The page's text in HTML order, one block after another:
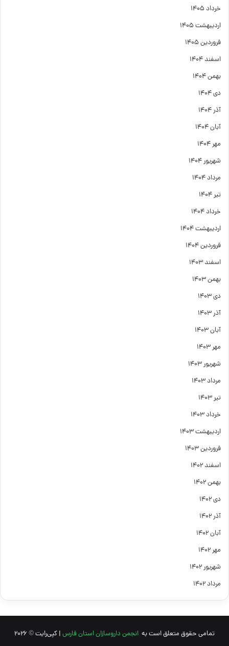
خرداد ۱۴۰۵
اردیبهشت ۱۴۰۵
فروردین ۱۴۰۵
اسفند ۱۴۰۴
بهمن ۱۴۰۴
دی ۱۴۰۴
آذر ۱۴۰۴
آبان ۱۴۰۴
مهر ۱۴۰۴
شهریور ۱۴۰۴
مرداد ۱۴۰۴
تیر ۱۴۰۴
خرداد ۱۴۰۴
اردیبهشت ۱۴۰۴
فروردین ۱۴۰۴
اسفند ۱۴۰۳
بهمن ۱۴۰۳
دی ۱۴۰۳
آذر ۱۴۰۳
آبان ۱۴۰۳
مهر ۱۴۰۳
شهریور ۱۴۰۳
مرداد ۱۴۰۳
تیر ۱۴۰۳
خرداد ۱۴۰۳
اردیبهشت ۱۴۰۳
فروردین ۱۴۰۳
اسفند ۱۴۰۲
بهمن ۱۴۰۲
دی ۱۴۰۲
آذر ۱۴۰۲
آبان ۱۴۰۲
مهر ۱۴۰۲
شهریور ۱۴۰۲
مرداد ۱۴۰۲
تمامی حقوق متعلق است به انجمن داروسازان استان فارس | کپی‌رایت © 2026